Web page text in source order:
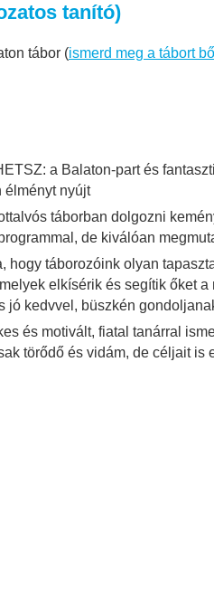
tanító)
tábor (ismerd meg a tábort
a Balaton-part és
élményt nyújt
táborban dolgozni
de kiválóan
hogy táborozóink olyan
elkísérik és segítik őket a
jó kedvvel, büszkén
és motivált, fiatal tanárral
törődő és vidám, de céljait is